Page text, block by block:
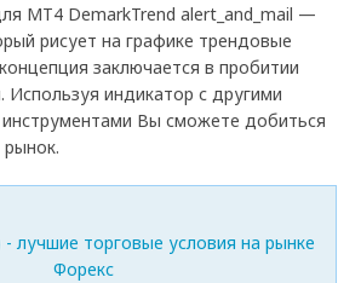
МТ4 DemarkTrend alert_and_mail —
рисует на графике трендовые
заключается в пробитии
Используя индикатор с другими
Вы сможете добиться